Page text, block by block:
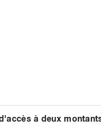
à deux